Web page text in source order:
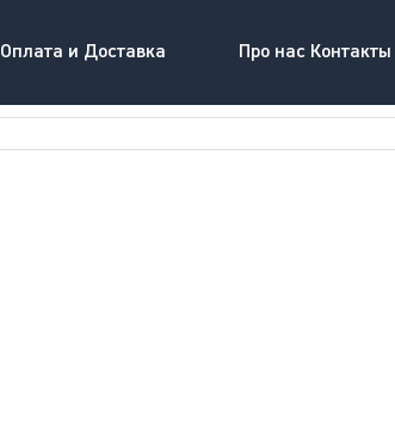
Оплата и Доставка Про нас Контакты